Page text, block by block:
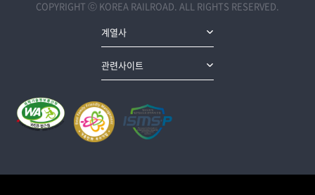
COPYRIGHT ⓒ KOREA RAILROAD. ALL RIGHTS RESERVED.
계열사
관련사이트